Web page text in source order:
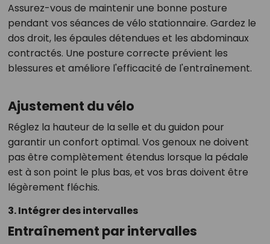
Assurez-vous de maintenir une bonne posture
pendant vos séances de vélo stationnaire. Gardez le
dos droit, les épaules détendues et les abdominaux
contractés. Une posture correcte prévient les
blessures et améliore l'efficacité de l'entraînement.
Ajustement du vélo
Réglez la hauteur de la selle et du guidon pour
garantir un confort optimal. Vos genoux ne doivent
pas être complètement étendus lorsque la pédale
est à son point le plus bas, et vos bras doivent être
légèrement fléchis.
3. Intégrer des intervalles
Entraînement par intervalles